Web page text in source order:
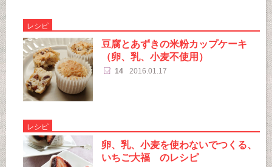
レシピ
豆腐とあずきの米粉カップケーキ
（卵、乳、小麦不使用）
14 2016.01.17
レシピ
卵、乳、小麦を使わないでつくる、
いちご大福 のレシピ